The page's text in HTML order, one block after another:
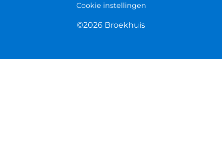
Cookie instellingen
©2026 Broekhuis